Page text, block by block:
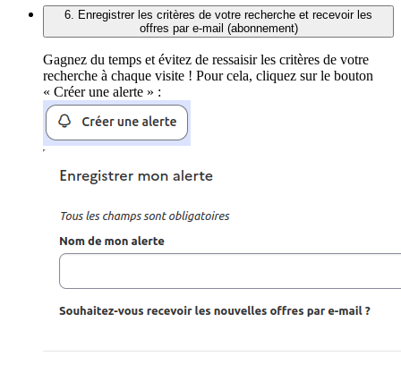
6. Enregistrer les critères de votre recherche et recevoir les
offres par e-mail (abonnement)
Gagnez du temps et évitez de ressaisir les critères de votre
recherche à chaque visite ! Pour cela, cliquez sur le bouton
« Créer une alerte » :